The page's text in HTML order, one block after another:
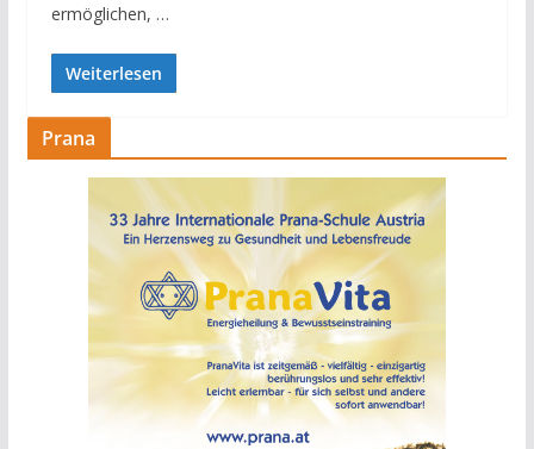
ermöglichen, …
Weiterlesen
Prana